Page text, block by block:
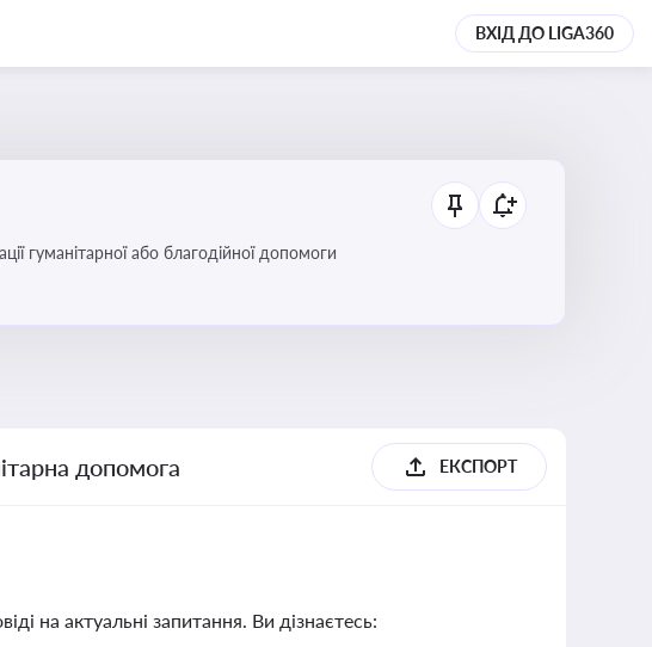
ВХІД ДО LIGA360
гуманітарної або благодійної допомоги
допомога ЕКСПОРТ
на актуальні запитання. Ви дізнаєтесь: